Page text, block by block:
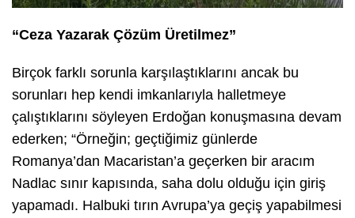
“Ceza Yazarak Çözüm Üretilmez”
Birçok farklı sorunla karşılaştıklarını ancak bu
sorunları hep kendi imkanlarıyla halletmeye
çalıştıklarını söyleyen Erdoğan konuşmasına devam
ederken; “Örneğin; geçtiğimiz günlerde
Romanya’dan Macaristan’a geçerken bir aracım
Nadlac sınır kapısında, saha dolu olduğu için giriş
yapamadı. Halbuki tırın Avrupa’ya geçiş yapabilmesi